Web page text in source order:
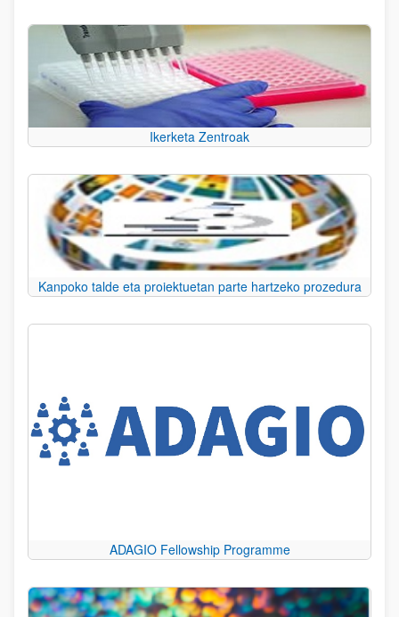
Ikerketa Zentroak
Kanpoko talde eta proiektuetan parte hartzeko prozedura
ADAGIO Fellowship Programme